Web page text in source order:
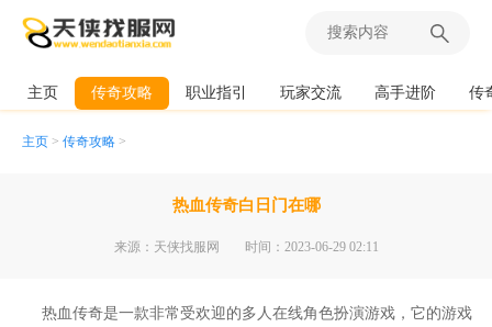
主页 传奇攻略 职业指引 玩家交流 高手进阶 传
主页 > 传奇攻略 >
热血传奇白日门在哪
来源：天侠找服网 时间：2023-06-29 02:11
热血传奇是一款非常受欢迎的多人在线角色扮演游戏，它的游戏